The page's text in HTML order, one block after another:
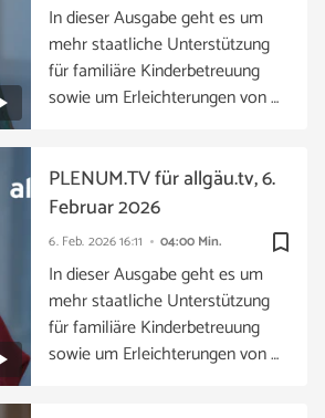
In dieser Ausgabe geht es um
mehr staatliche Unterstützung
für familiäre Kinderbetreuung
sowie um Erleichterungen von …
bookmark_border
6. Feb. 202616:11 04:00 Min.
PLENUM.TV für allgäu.tv, 6.
Februar 2026
In dieser Ausgabe geht es um
mehr staatliche Unterstützung
für familiäre Kinderbetreuung
sowie um Erleichterungen von …